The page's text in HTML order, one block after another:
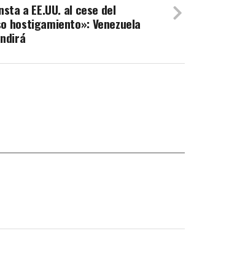
a EE.UU. al cese del
hostigamiento»: Venezuela